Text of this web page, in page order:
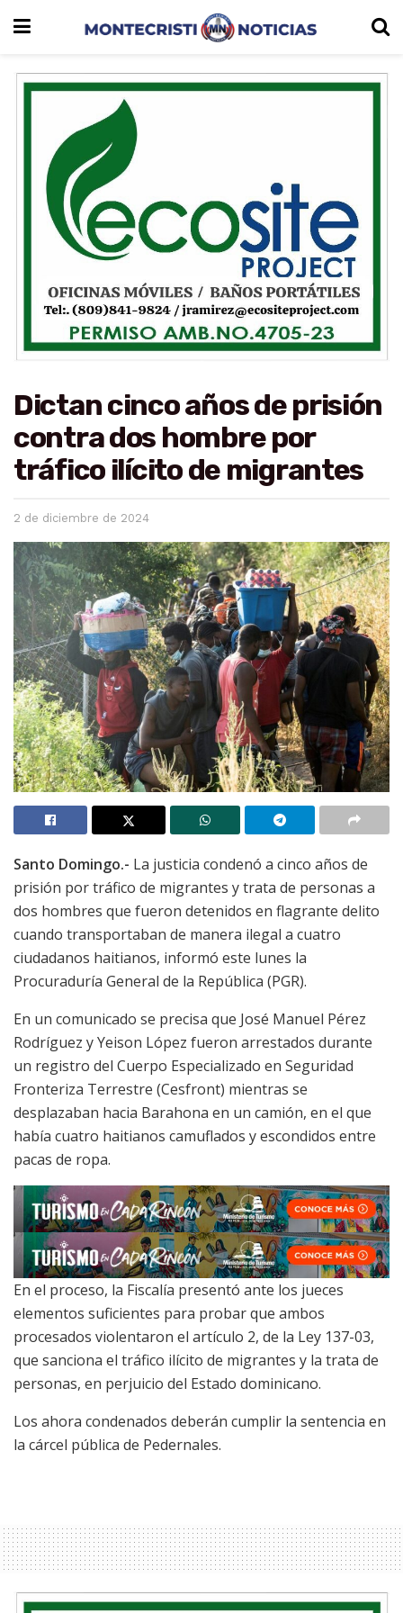
Dictan cinco años de prisión
contra dos hombre por
tráfico ilícito de migrantes
2 de diciembre de 2024
Santo Domingo.- La justicia condenó a cinco años de
prisión por tráfico de migrantes y trata de personas a
dos hombres que fueron detenidos en flagrante delito
cuando transportaban de manera ilegal a cuatro
ciudadanos haitianos, informó este lunes la
Procuraduría General de la República (PGR).
En un comunicado se precisa que José Manuel Pérez
Rodríguez y Yeison López fueron arrestados durante
un registro del Cuerpo Especializado en Seguridad
Fronteriza Terrestre (Cesfront) mientras se
desplazaban hacia Barahona en un camión, en el que
había cuatro haitianos camuflados y escondidos entre
pacas de ropa.
En el proceso, la Fiscalía presentó ante los jueces
elementos suficientes para probar que ambos
procesados violentaron el artículo 2, de la Ley 137-03,
que sanciona el tráfico ilícito de migrantes y la trata de
personas, en perjuicio del Estado dominicano.
Los ahora condenados deberán cumplir la sentencia en
la cárcel pública de Pedernales.